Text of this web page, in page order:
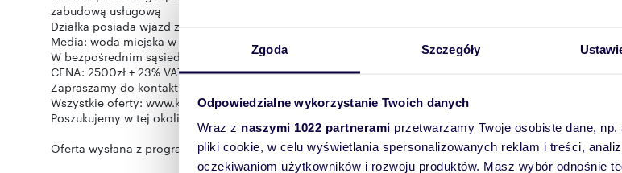
Zgoda Szczegóły
Odpowiedzialne wykorzystanie Twoich danych
Wraz z naszymi 1022 partnerami przetwarzamy Twoje osobiste dane,
pliki cookie, w celu wyświetlania spersonalizowanych reklam i treści,
oczekiwaniom użytkowników i rozwoju produktów. Masz wybór odnośnie
zabudową usługową
Działka posiada wjazd z ul. Broniewskiego, ogrodzona siatką leśną.
Media: woda miejska w drodze, kanalizacja, prąd w bezpośrednim sąsiedztwie.
W bezpośrednim sąsiedztwie bloki mieszkalne, kompleks sklepów, apteka, plac targowy.
CENA: 2500zł + 23% VAT/m-c
Zapraszamy do kontaktu z naszym Biurem!!!
Wszystkie oferty: www.kalwaria-nieruchomosci.com.pl
Poszukujemy w tej okolicy wszelkiego typu nieruchomości. Zapraszamy do współpracy!!!
Oferta wysłana z programu dla biur nieruchomości ASARI CRM (asaricrm.com)